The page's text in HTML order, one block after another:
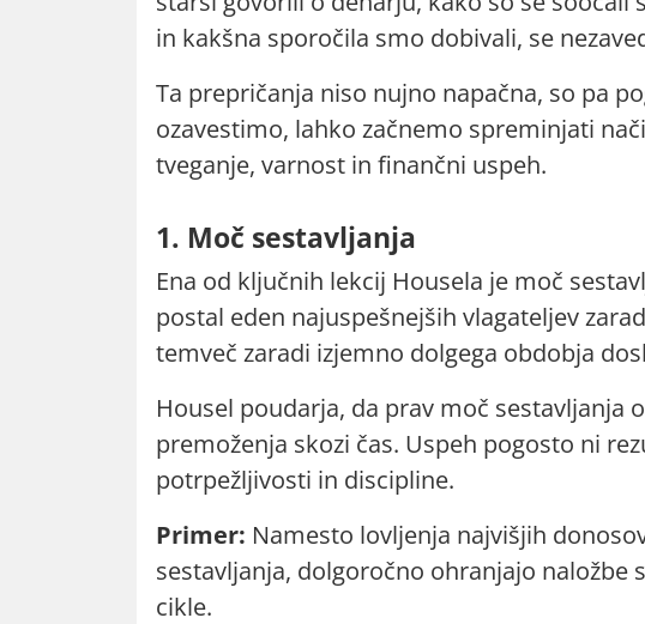
in kakšna sporočila smo dobivali, se
Ta prepričanja niso nujno napačna, so pa
ozavestimo, lahko začnemo spreminjati
tveganje, varnost in finančni uspeh.
1. Moč sestavljanja
Ena od ključnih lekcij Housela je moč
postal eden najuspešnejših vlagateljev
temveč zaradi izjemno dolgega obdobja
Housel poudarja, da prav moč sestavljanja
premoženja skozi čas. Uspeh pogosto ni
potrpežljivosti in discipline.
Primer: Namesto lovljenja najvišjih
sestavljanja, dolgoročno ohranjajo naložbe
cikle.